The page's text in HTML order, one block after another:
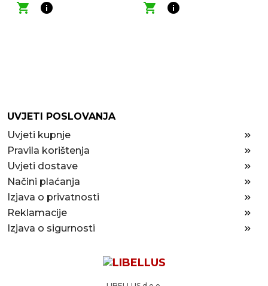
shopping_cart
info
shopping_cart
info
UVJETI POSLOVANJA
Uvjeti kupnje
Pravila korištenja
Uvjeti dostave
Načini plaćanja
Izjava o privatnosti
Reklamacije
Izjava o sigurnosti